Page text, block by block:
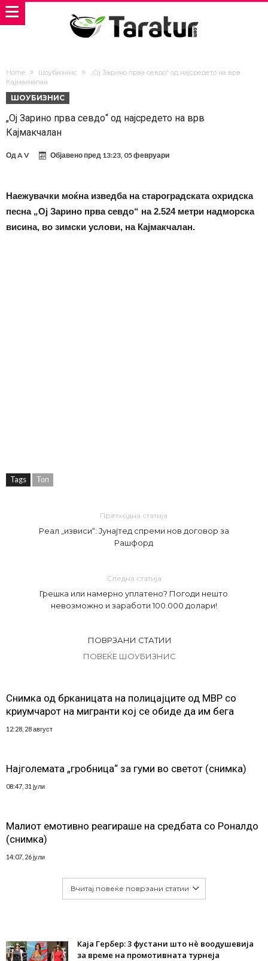
Home Шоубизнис
„Ој Зарино прва севдо“ од најсредето на врв
Кајмакчалан
ШОУБИЗНИС
„Ој Зарино прва севдо“ од најсредето на врв
Кајмакчалан
ОдA V Објавено пред 13:23, 05 февруари
Наежувачки моќна изведба на староградската охридска
песна „Ој Зарино прва севдо“ на 2.524 метри надморска
висина, во зимски услови, на Кајмакчалан.
Tags Топ
Претходна статија
Реал „извиси“: Јунајтед спреми нов договор за
Рашфорд
Следна статија
Грешка или намерно уплатено? Погоди нешто
невозможно и заработи 100.000 долари!
ПОВРЗАНИ СТАТИИ
ПОВЕЌЕ ШОУБИЗНИС
Снимка од брканицата на полицајците од МВР со
криумчарот на мигранти кој се обиде да им бега
12:28, 28 август
Најголемата „гробница“ за гуми во светот (снимка)
08:47, 31 јули
Малиот емотивно реагираше на средбата со Роналдо
(снимка)
14:07, 26 јули
Вчитај повеќе поврзани статии
Каја Гербер: 3 фустани што нè воодушевија
за време на промотивната турнеја